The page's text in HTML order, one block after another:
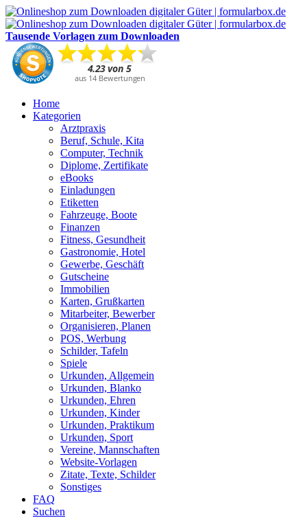
Tausende Vorlagen zum Downloaden
Home
Kategorien
Arztpraxis
Beruf, Schule, Kita
Computer, Technik
Diplome, Zertifikate
eBooks
Einladungen
Etiketten
Fahrzeuge, Boote
Finanzen
Fitness, Gesundheit
Gastronomie, Hotel
Gewerbe, Geschäft
Gutscheine
Immobilien
Karten, Grußkarten
Mitarbeiter, Bewerber
Organisieren, Planen
POS, Werbung
Schilder, Tafeln
Spiele
Urkunden, Allgemein
Urkunden, Blanko
Urkunden, Ehren
Urkunden, Kinder
Urkunden, Praktikum
Urkunden, Sport
Vereine, Mannschaften
Website-Vorlagen
Zitate, Texte, Schilder
Sonstiges
FAQ
Suchen